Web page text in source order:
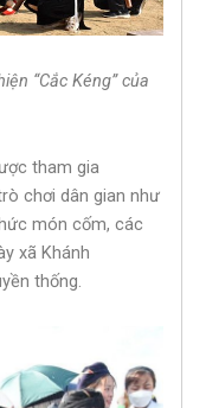
“Cắc Kéng” của
tham gia
chơi dân gian như
món cốm, các
xã Khánh
thống.